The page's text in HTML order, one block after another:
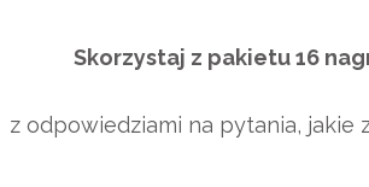
Skorzystaj z pakietu 16
z odpowiedziami na pytania, jakie